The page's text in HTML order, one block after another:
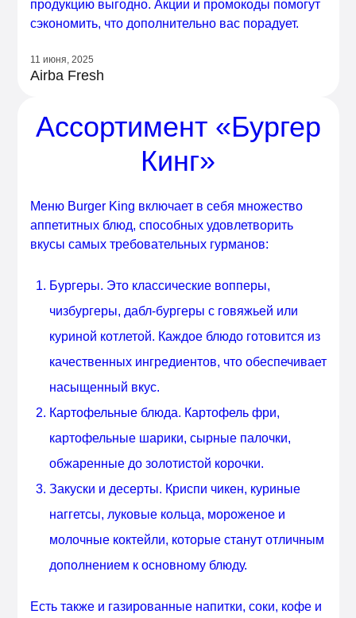
продукцию выгодно. Акции и промокоды помогут
сэкономить, что дополнительно вас порадует.
11 июня, 2025
Airba Fresh
Ассортимент «Бургер
Кинг»
Меню Burger King включает в себя множество
аппетитных блюд, способных удовлетворить
вкусы самых требовательных гурманов:
Бургеры. Это классические вопперы,
чизбургеры, дабл-бургеры с говяжьей или
куриной котлетой. Каждое блюдо готовится из
качественных ингредиентов, что обеспечивает
насыщенный вкус.
Картофельные блюда. Картофель фри,
картофельные шарики, сырные палочки,
обжаренные до золотистой корочки.
Закуски и десерты. Криспи чикен, куриные
наггетсы, луковые кольца, мороженое и
молочные коктейли, которые станут отличным
дополнением к основному блюду.
Есть также и газированные напитки, соки, кофе и